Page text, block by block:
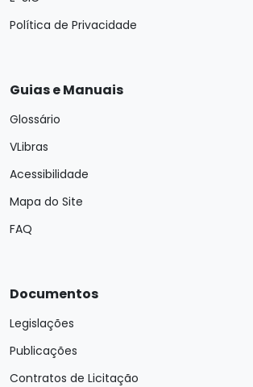
Política de Privacidade
Guias e Manuais
Glossário
VLibras
Acessibilidade
Mapa do Site
FAQ
Documentos
Legislações
Publicações
Contratos de Licitação